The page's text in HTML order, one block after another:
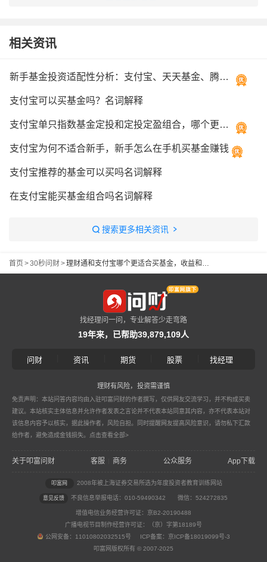
相关资讯
新手基金投资适配性分析：支付宝、天天基金、腾讯理财通该如何选择？
支付宝可以买基金吗？名词解释
支付宝单只指数基金定投和定投定盈组合，哪个更适合长期攒钱？
支付宝为何不适合新手，新手怎么在手机买基金赚钱
支付宝推荐的基金可以买吗名词解释
在支付宝能买基金组合吗名词解释
搜索更多相关资讯
首页 >30秒问财> 理财通和支付宝哪个更适合买基金，收益和安全性对比如何
找经理问一问，专业解答少走弯路
19年来，已帮助39,879,109人
问财 资讯 期货 股票 找经理
理财有风险，投资需谨慎
免责声明：本站问答内容均由入驻叩富问财的作者撰写，仅供网友交流学习，并不构成买卖
建议。本站核实主体信息并允许作者发表之言论并不代表本站同意其内容，亦不代表本站对
该信息内容予以核实，据此操作者，风险自担。同时提醒网友提高风险意识，请勿私下汇款
给作者，避免造成金钱损失。 点击查看全部>
关于叩富问财 客服 商务 公众服务 App下载
叩富网 2008年被上海证券交易所选为年度投资者教育训练网站
意见反馈 不良信息举报电话：010-59490342 微信：524272835
增值电信业务经营许可证：京B2-20190488
广播电视节目制作经营许可证：（京）字第18189号
公网安备：11010802032515号 ICP备案：京ICP备18019099号-3
叩富网版权所有 © 2007-2025